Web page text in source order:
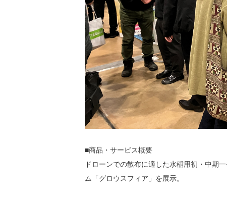
■商品・サービス概要
ドローンでの散布に適した水稲用初・中期
ム「グロウスフィア」を展示。